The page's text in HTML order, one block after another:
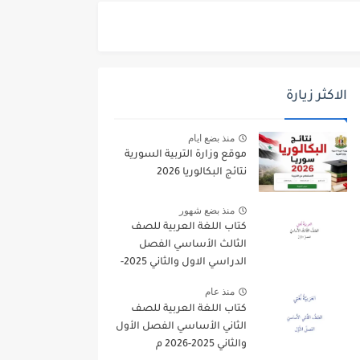
الاكثر زيارة
منذ بضع ايام
موقع وزارة التربية السورية
نتائج البكالوريا 2026
منذ بضع شهور
كتاب اللغة العربية للصف
الثالث الأساسي الفصل
الدراسي الاول والثاني 2025-
منذ عام
كتاب اللغة العربية للصف
الثاني الأساسي الفصل الأول
والثاني 2025-2026 م